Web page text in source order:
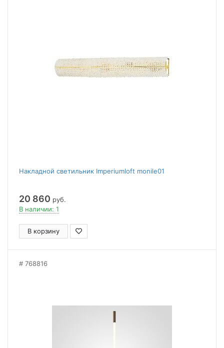
Накладной светильник Imperiumloft monile01
20 860 руб.
В наличии: 1
В корзину
768816